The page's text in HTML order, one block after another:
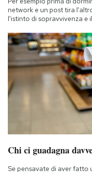
network e un post tira
l'istinto di sopravvivenza e
Chi ci guadagna
Se pensavate di aver